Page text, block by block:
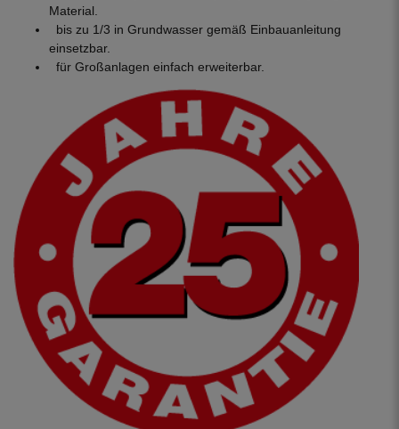
Material.
bis zu 1/3 in Grundwasser gemäß Einbauanleitung
einsetzbar.
für Großanlagen einfach erweiterbar.